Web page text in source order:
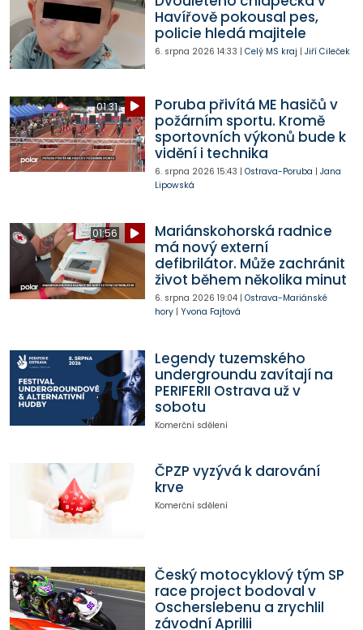
Havířově pokousal pes,
policie hledá majitele
6. srpna 2026 14:33 | Celý MS kraj | Jiří Cileček
01:31
Poruba přivítá ME hasičů v
požárním sportu. Kromě
sportovních výkonů bude k
vidění i technika
6. srpna 2026 15:43 | Ostrava-Poruba | Jana
Lipowská
01:56
Mariánskohorská radnice
má nový externí
defibrilátor. Může zachránit
život během několika minut
6. srpna 2026 19:04| Ostrava-Mariánské
hory| Yvona Fajtová
Legendy tuzemského
undergroundu zavítají na
PERIFERII Ostrava už v
sobotu
Komerční sdělení
ČPZP vyzývá k darování
krve
Komerční sdělení
Český motocyklový tým SP
race project bodoval v
Oscherslebenu a zrychlil
závodní Aprilii